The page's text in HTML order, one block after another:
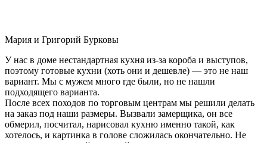
Мария и Григорий Бурковы
У нас в доме нестандартная кухня из-за короба и выступов,
поэтому готовые кухни (хоть они и дешевле) — это не наш
вариант. Мы с мужем много где были, но не нашли
подходящего варианта.
После всех походов по торговым центрам мы решили делать
на заказ под наши размеры. Вызвали замерщика, он все
обмерил, посчитал, нарисовал кухню именно такой, как
хотелось, и картинка в голове сложилась окончательно. Не